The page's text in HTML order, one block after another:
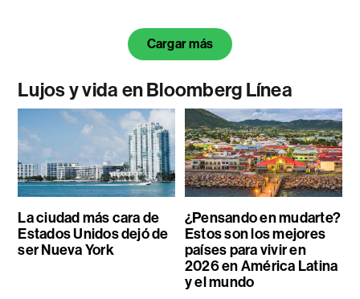
Cargar más
Lujos y vida en Bloomberg Línea
La ciudad más cara de
Estados Unidos dejó de
ser Nueva York
¿Pensando en mudarte?
Estos son los mejores
países para vivir en
2026 en América Latina
y el mundo